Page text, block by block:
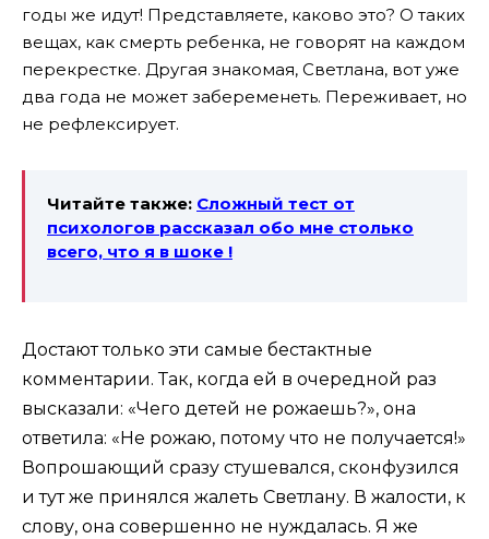
годы же идут! Представляете, каково это? О таких
вещах, как смерть ребенка, не говорят на каждом
перекрестке. Другая знакомая, Светлана, вот уже
два года не может забеременеть. Переживает, но
не рефлексирует.
Читайте также: Сложный тест от
психологов рассказал обо мне столько
всего, что я в шоке !
Достают только эти самые бестактные
комментарии. Так, когда ей в очередной раз
высказали: «Чего детей не рожаешь?», она
ответила: «Не рожаю, потому что не получается!»
Вопрошающий сразу стушевался, сконфузился
и тут же принялся жалеть Светлану. В жалости, к
слову, она совершенно не нуждалась. Я же